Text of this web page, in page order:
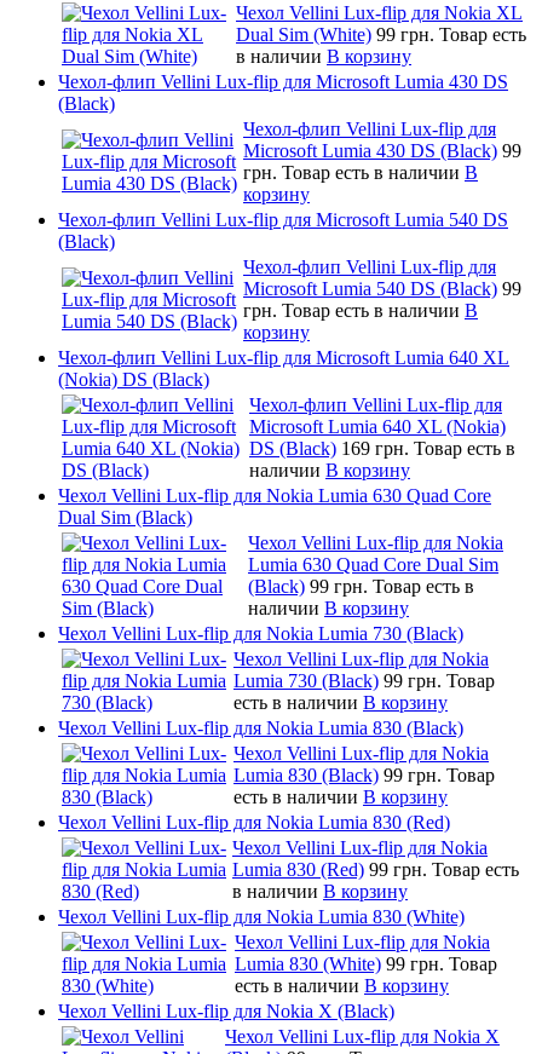
Чехол Vellini Lux-flip для Nokia XL
Dual Sim (White) 99 грн. Товар есть
в наличии В корзину
Чехол-флип Vellini Lux-flip для Microsoft Lumia 430 DS
(Black)
Чехол-флип Vellini Lux-flip для
Microsoft Lumia 430 DS (Black) 99
грн. Товар есть в наличии В
корзину
Чехол-флип Vellini Lux-flip для Microsoft Lumia 540 DS
(Black)
Чехол-флип Vellini Lux-flip для
Microsoft Lumia 540 DS (Black) 99
грн. Товар есть в наличии В
корзину
Чехол-флип Vellini Lux-flip для Microsoft Lumia 640 XL
(Nokia) DS (Black)
Чехол-флип Vellini Lux-flip для
Microsoft Lumia 640 XL (Nokia)
DS (Black) 169 грн. Товар есть в
наличии В корзину
Чехол Vellini Lux-flip для Nokia Lumia 630 Quad Core
Dual Sim (Black)
Чехол Vellini Lux-flip для Nokia
Lumia 630 Quad Core Dual Sim
(Black) 99 грн. Товар есть в
наличии В корзину
Чехол Vellini Lux-flip для Nokia Lumia 730 (Black)
Чехол Vellini Lux-flip для Nokia
Lumia 730 (Black) 99 грн. Товар
есть в наличии В корзину
Чехол Vellini Lux-flip для Nokia Lumia 830 (Black)
Чехол Vellini Lux-flip для Nokia
Lumia 830 (Black) 99 грн. Товар
есть в наличии В корзину
Чехол Vellini Lux-flip для Nokia Lumia 830 (Red)
Чехол Vellini Lux-flip для Nokia
Lumia 830 (Red) 99 грн. Товар есть
в наличии В корзину
Чехол Vellini Lux-flip для Nokia Lumia 830 (White)
Чехол Vellini Lux-flip для Nokia
Lumia 830 (White) 99 грн. Товар
есть в наличии В корзину
Чехол Vellini Lux-flip для Nokia X (Black)
Чехол Vellini Lux-flip для Nokia X